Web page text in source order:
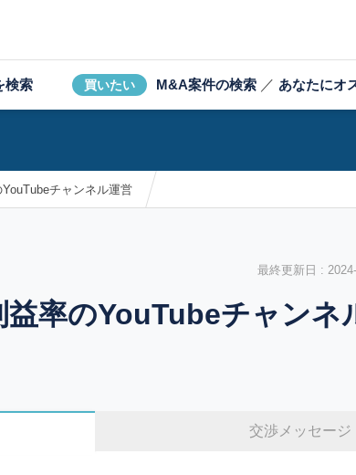
検索 買いたい M&A案件の検索 ／ あなたにオ
YouTubeチャンネル運営
最終更新日 :
益率のYouTubeチャンネ
交渉メッセージ